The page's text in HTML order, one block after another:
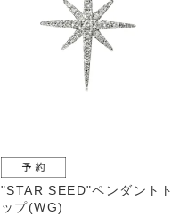
"STAR SEED"ペンダントト
ップ(WG)